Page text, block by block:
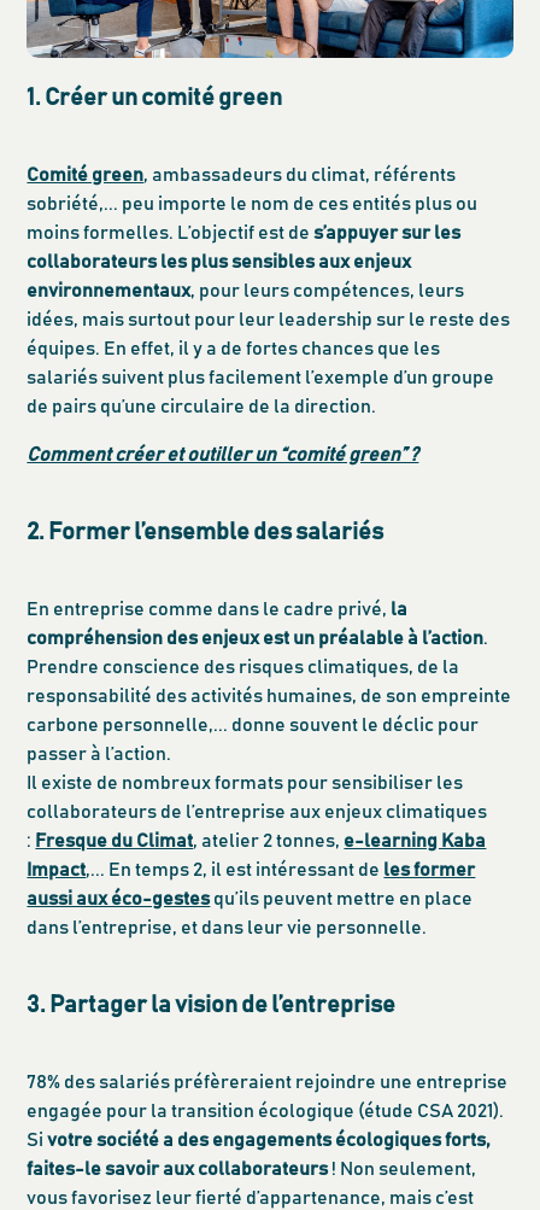
1. Créer un comité green
Comité green, ambassadeurs du climat, référents
sobriété,... peu importe le nom de ces entités plus ou
moins formelles. L’objectif est des’appuyer sur les
collaborateurs les plus sensibles aux enjeux
environnementaux, pour leurs compétences, leurs
idées, mais surtout pour leur leadership sur le reste des
équipes. En effet, il y a de fortes chances que les
salariés suivent plus facilement l’exemple d’un groupe
de pairs qu’une circulaire de la direction.
Comment créer et outiller un “comité green” ?
2. Former l’ensemble des salariés
En entreprise comme dans le cadre privé, la
compréhension des enjeux est un préalable à l’action.
Prendre conscience des risques climatiques, de la
responsabilité des activités humaines, de son empreinte
carbone personnelle,... donne souvent le déclic pour
passer à l’action.
Il existe de nombreux formats pour sensibiliser les
collaborateurs de l’entreprise aux enjeux climatiques
: Fresque du Climat, atelier 2 tonnes, e-learning Kaba
Impact,... En temps 2, il est intéressant de les former
aussi aux éco-gestesqu’ils peuvent mettre en place
dans l’entreprise, et dans leur vie personnelle.
3. Partager la vision de l’entreprise
78% des salariés préfèreraient rejoindre une entreprise
engagée pour la transition écologique (étude CSA 2021).
Sivotre société a des engagements écologiques forts,
faites-le savoir aux collaborateurs! Non seulement,
vous favorisez leur fierté d’appartenance, mais c’est